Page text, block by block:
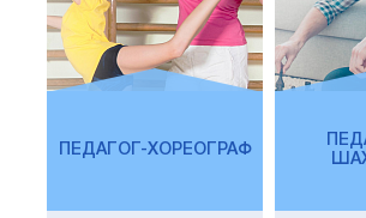
ПЕДАГОГ-ХОРЕОГРАФ